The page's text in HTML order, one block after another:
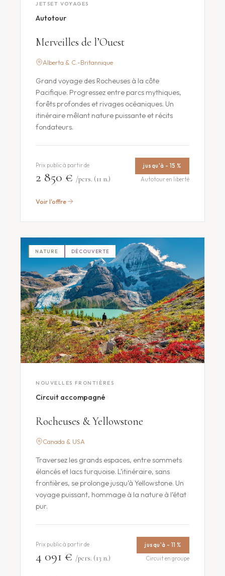
JETSET VOYAGES
Autotour
Merveilles de l’Ouest
Alberta & C.-Britannique
Grand voyage des Rocheuses à la côte
Pacifique. Progressez entre parcs mythiques,
forêts profondes et rivages océaniques. Un
itinéraire mêlant nature puissante et récits
fondateurs.
Prix public à partir de
2 850 € /pers. (11 n.)
jusqu'à - 15 %
Autotour en liberté
Voir l'offre
NATURE DÉCOUVERTE
NOUVELLES FRONTIÈRES
Circuit accompagné
Rocheuses & Yellowstone
Canada & USA
Traversez les grands espaces, entre sommets
élancés et lacs turquoise. L’itinéraire, sans
frontières, se prolonge jusqu’à Yellowstone. Un
voyage puissant, hommage à la nature à l’état
pur.
Prix public à partir de
4 091 € /pers. (13 n.)
jusqu'à - 11 %
Circuit en groupe